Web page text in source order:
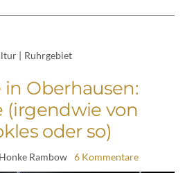
| Ruhrgebiet
in Oberhausen:
(irgendwie von
oder so)
Rambow 6 Kommentare